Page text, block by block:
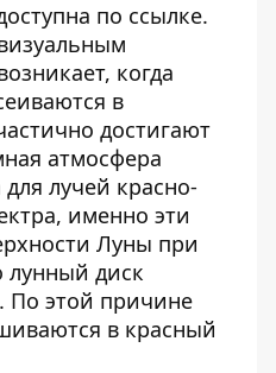
по ссылке.
когда
в
достигают
атмосфера
лучей красно-
именно эти
Луны при
лунный диск
По этой причине
в красный